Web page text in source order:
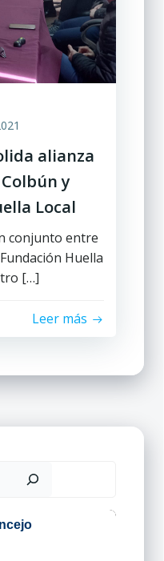
alianza
y
Local
conjunto entre
Huella
[…]
Leer más